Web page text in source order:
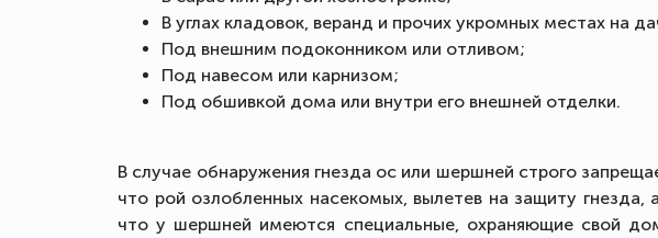
В углах кладовок, веранд и прочих укромных местах на
Под внешним подоконником или отливом;
Под навесом или карнизом;
Под обшивкой дома или внутри его внешней отделки.
В случае обнаружения гнезда ос или шершней строго
что рой озлобленных насекомых, вылетев на защиту
что у шершней имеются специальные, охраняющие свой